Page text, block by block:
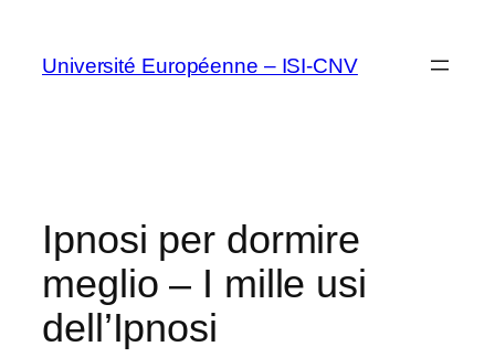
contenuto
Université Européenne – ISI-CNV
Ipnosi per dormire
meglio – I mille usi
dell’Ipnosi